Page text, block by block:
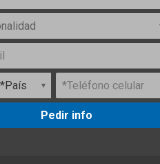
Pedir info